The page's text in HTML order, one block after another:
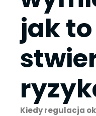
jak to
Kiedy regulacja